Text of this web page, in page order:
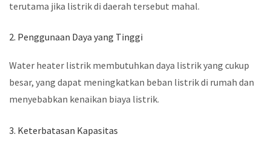
terutama jika listrik di daerah tersebut mahal.
2. Penggunaan Daya yang Tinggi
Water heater listrik membutuhkan daya listrik yang cukup
besar, yang dapat meningkatkan beban listrik di rumah dan
menyebabkan kenaikan biaya listrik.
3. Keterbatasan Kapasitas